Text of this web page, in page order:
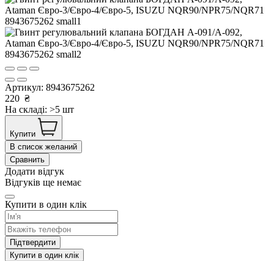
Артикул: 8943675262
220 ₴
На складі: >5 шт
Купити
В список желаний
Сравнить
Додати відгук
Відгуків ще немає
Купити в один клік
Підтвердити
Купити в один клік